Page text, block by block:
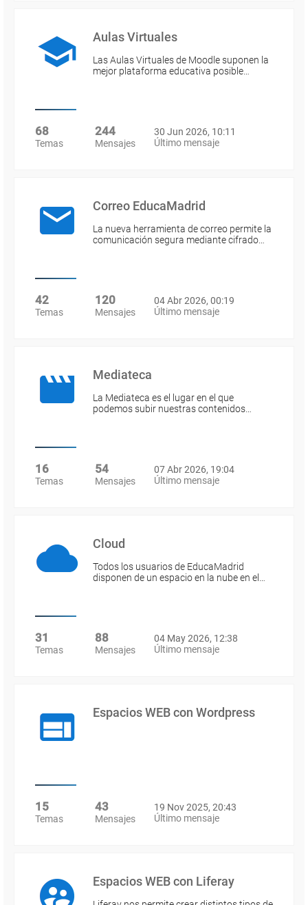
Aulas Virtuales
Las Aulas Virtuales de Moodle suponen la
mejor plataforma educativa posible…
68
Temas
244
Mensajes
30 Jun 2026, 10:11
Último mensaje
Correo EducaMadrid
La nueva herramienta de correo permite la
comunicación segura mediante cifrado…
42
Temas
120
Mensajes
04 Abr 2026, 00:19
Último mensaje
Mediateca
La Mediateca es el lugar en el que
podemos subir nuestras contenidos…
16
Temas
54
Mensajes
07 Abr 2026, 19:04
Último mensaje
Cloud
Todos los usuarios de EducaMadrid
disponen de un espacio en la nube en el…
31
Temas
88
Mensajes
04 May 2026, 12:38
Último mensaje
Espacios WEB con Wordpress
15
Temas
43
Mensajes
19 Nov 2025, 20:43
Último mensaje
Espacios WEB con Liferay